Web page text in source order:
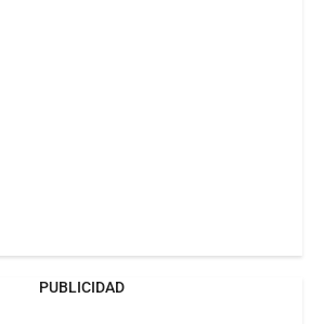
PUBLICIDAD